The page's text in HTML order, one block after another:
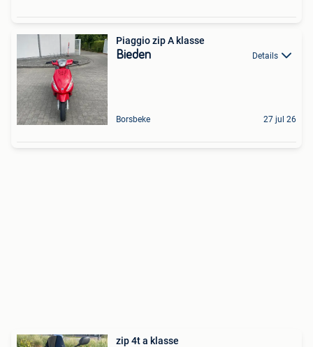
Piaggio zip A klasse
Bieden Details
Borsbeke 27 jul 26
zip 4t a klasse